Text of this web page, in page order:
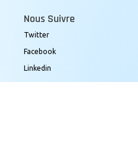
Nous Suivre
Twitter
Facebook
Linkedin
Instagram